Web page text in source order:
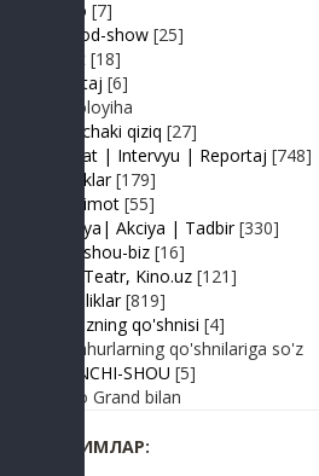
Retro [7]
Sayyod-show [25]
Sport [18]
Shantaj [6]
Videoloyiha
Shunchaki qiziq [27]
Suhbat | Intervyu | Reportaj [748]
Tabriklar [179]
Taqdimot [55]
Hayriya| Akciya | Tadbir [330]
Turk shou-biz [16]
TV | Teatr, Kino.uz [121]
Yangiliklar [819]
Yulduzning qo'shnisi [4]
Mashhurlarning qo'shnilariga so'z
BIRINCHI-SHOU [5]
Radio Grand bilan
КИМЛАР: